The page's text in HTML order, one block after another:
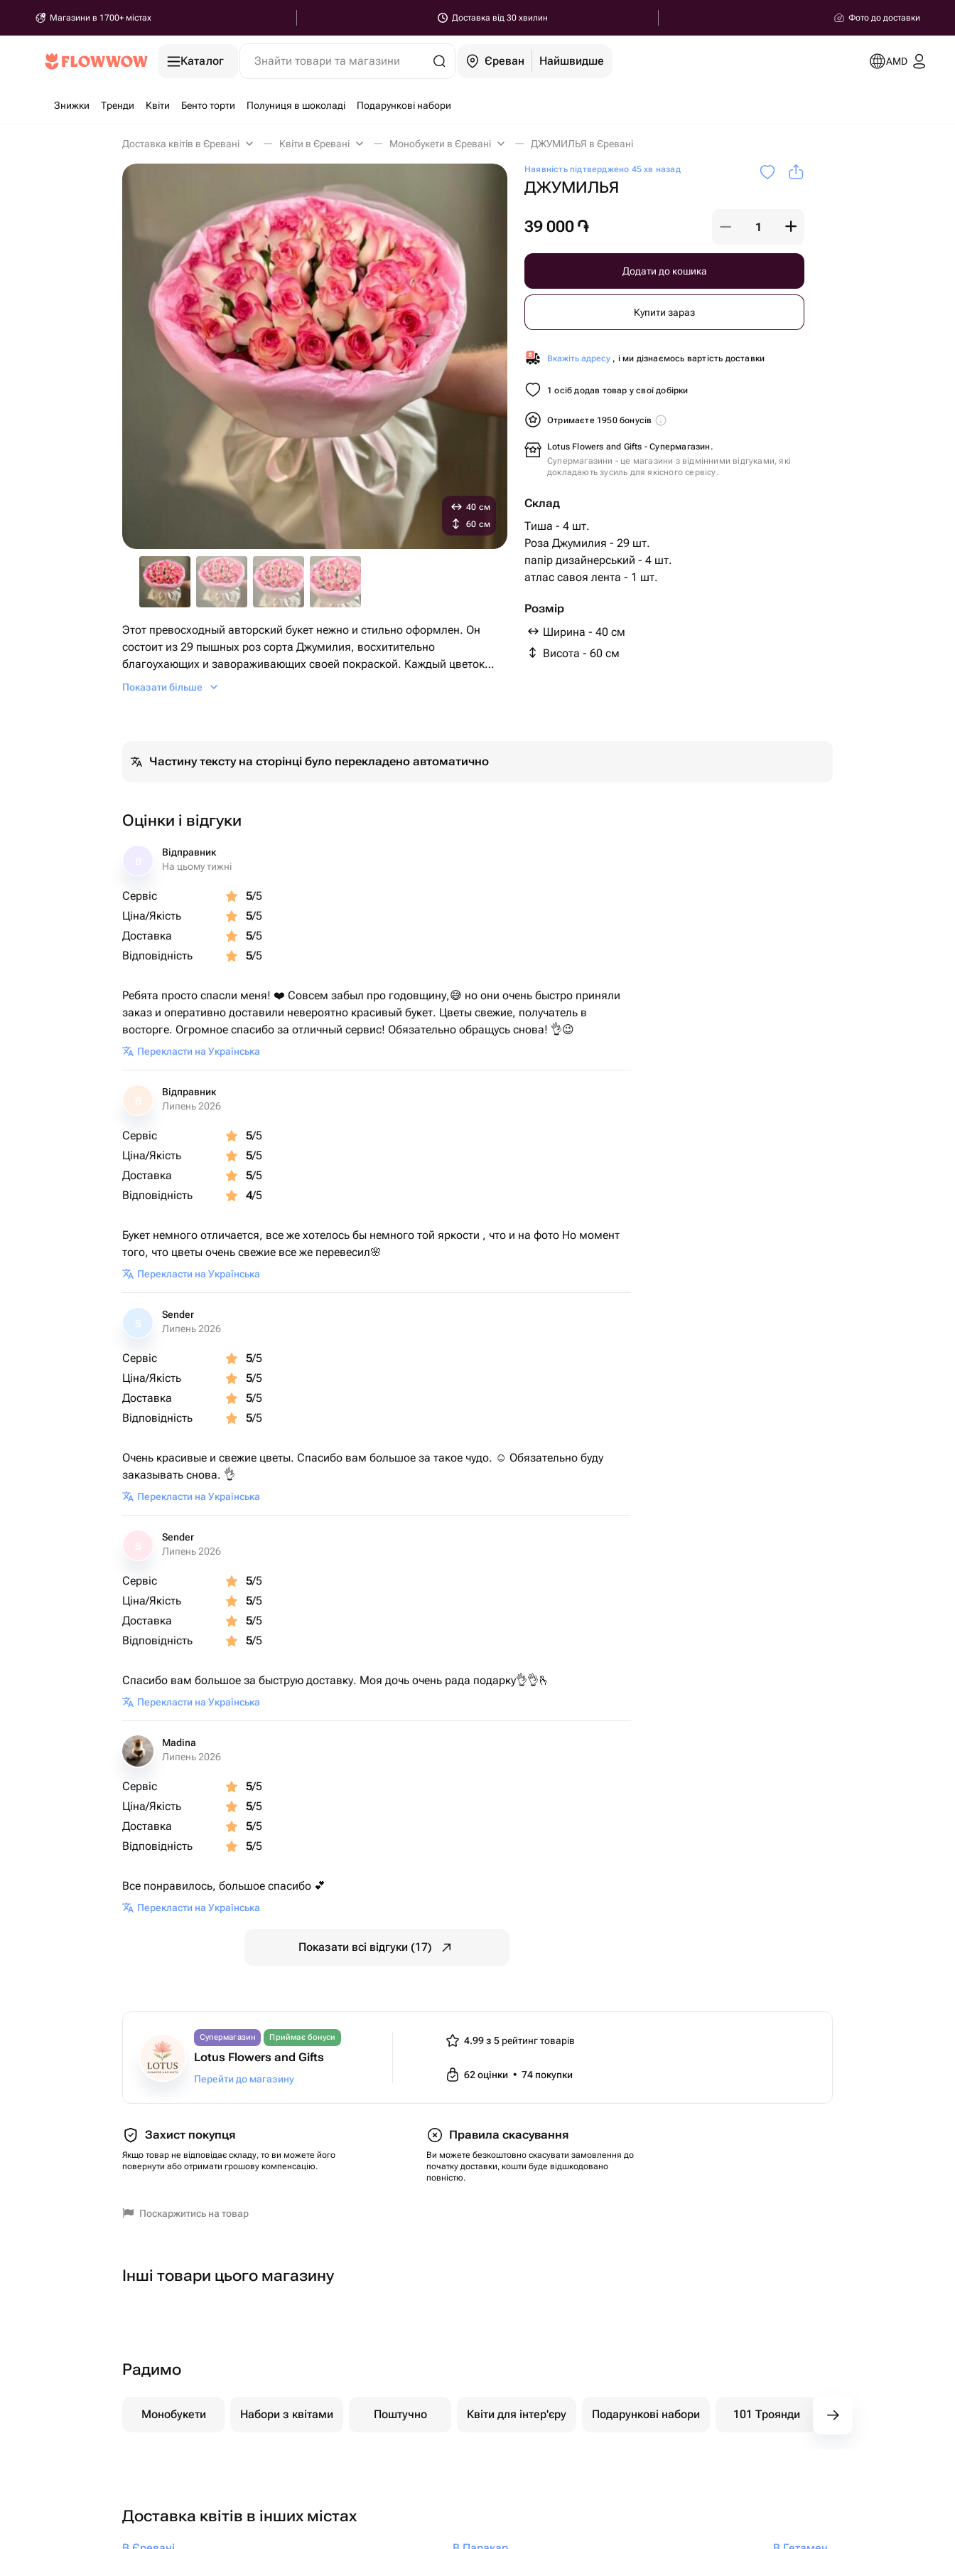
Магазини в 1700+ містах Доставка від 30 хвилин Фото до доставки
Каталог Знайти товари та магазини Єреван Найшвидше AMD
Знижки Тренди Квіти Бенто торти Полуниця в шоколаді Подарункові набори
Доставка квітів в Єревані Квіти в Єревані Монобукети в Єревані ДЖУМИЛЬЯ в Єревані
Наявність підтверджено 45 хв назад
ДЖУМИЛЬЯ
39 000 ֏
Додати до кошика
Купити зараз
Вкажіть адресу , і ми дізнаємось вартість доставки
1 осіб додав товар у свої добірки
Отримаєте 1950 бонусів
Lotus Flowers and Gifts - Супермагазин.
Супермагазини - це магазини з відмінними відгуками, які
докладають зусиль для якісного сервісу.
Склад
Тиша - 4 шт.
Роза Джумилия - 29 шт.
папір дизайнерський - 4 шт.
атлас савоя лента - 1 шт.
Розмір
Ширина - 40 см
Висота - 60 см
40 см
60 см
Этот превосходный авторский букет нежно и стильно оформлен. Он
состоит из 29 пышных роз сорта Джумилия, восхитительно
благоухающих и завораживающих своей покраской. Каждый цветок
аккуратно завернут в изысканную дизайнерскую бумагу и дополнен
Показати більше
Частину тексту на сторінці було перекладено автоматично
Оцінки і відгуки
Відправник
На цьому тижні
Сервіс 5/5
Ціна/Якість
5/5
Доставка
5/5
Відповідність
5/5
Ребята просто спасли меня! ❤️ Совсем забыл про годовщину,😅 но они очень быстро приняли
заказ и оперативно доставили невероятно красивый букет. Цветы свежие, получатель в
восторге. Огромное спасибо за отличный сервис! Обязательно обращусь снова! 👌😉
Перекласти на Українська
В
Відправник
Липень 2026
Сервіс 5/5
Ціна/Якість
5/5
Доставка
5/5
Відповідність
4/5
Букет немного отличается, все же хотелось бы немного той яркости , что и на фото Но момент
того, что цветы очень свежие все же перевесил🌸
Перекласти на Українська
S
Sender
Липень 2026
Сервіс 5/5
Ціна/Якість
5/5
Доставка
5/5
Відповідність
5/5
Очень красивые и свежие цветы. Спасибо вам большое за такое чудо. ☺️ Обязательно буду
заказывать снова. 👌
Перекласти на Українська
Sender
Липень 2026
Сервіс 5/5
Ціна/Якість
5/5
Доставка
5/5
Відповідність
5/5
Спасибо вам большое за быструю доставку. Моя дочь очень рада подарку👌👌🫰
Перекласти на Українська
Madina
Липень 2026
Сервіс 5/5
Ціна/Якість
5/5
Доставка
5/5
Відповідність
5/5
Все понравилось, большое спасибо 💕
Перекласти на Українська
Показати всі відгуки (17)
Супермагазин Приймає бонуси
Lotus Flowers and Gifts
Перейти до магазину
4.99 з 5 рейтинг товарів
62оцінки • 74 покупки
Захист покупця
Якщо товар не відповідає складу, то ви можете його
повернути або отримати грошову компенсацію.
Правила скасування
Ви можете безкоштовно скасувати замовлення до
початку доставки, кошти буде відшкодовано
повністю.
Поскаржитись на товар
Інші товари цього магазину
Радимо
Монобукети Набори з квітами Поштучно Квіти для інтер'єру Подарункові набори 101 Троянди
Доставка квітів в інших містах